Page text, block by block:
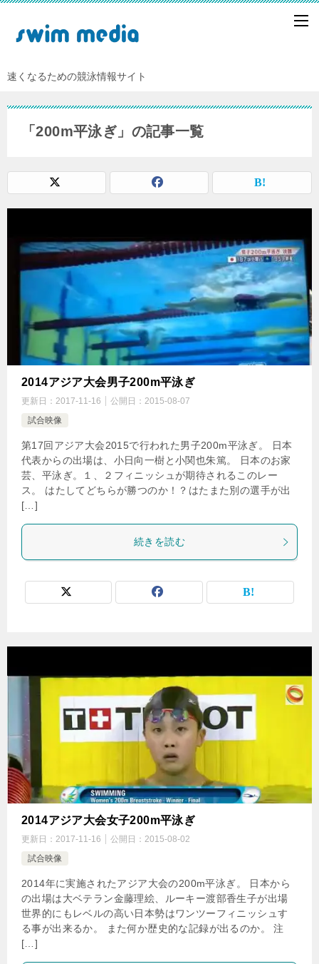
速くなるための競泳情報サイト
「200m平泳ぎ」の記事一覧
2014アジア大会男子200m平泳ぎ
更新日： 2017-11-16 公開日： 2015-08-07
試合映像
第17回アジア大会2015で行われた男子200m平泳ぎ。 日本
代表からの出場は、小日向一樹と小関也朱篤。 日本のお家
芸、平泳ぎ。１、２フィニッシュが期待されるこのレー
ス。 はたしてどちらが勝つのか！？はたまた別の選手が出
[…]
続きを読む
2014アジア大会女子200m平泳ぎ
更新日： 2017-11-16 公開日： 2015-08-02
試合映像
2014年に実施されたアジア大会の200m平泳ぎ。 日本から
の出場は大ベテラン金藤理絵、ルーキー渡部香生子が出場
世界的にもレベルの高い日本勢はワンツーフィニッシュす
る事が出来るか。 また何か歴史的な記録が出るのか。 注
[…]